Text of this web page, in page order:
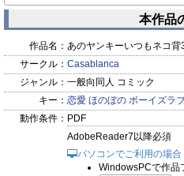
本作品
作品名： あのヤンキーいつもネコ背
サークル： Casablanca
ジャンル： 一般向同人 コミック
キー： 恋愛 ほのぼの ボーイズラ
動作条件： PDF
AdobeReader7以降必須
パソコンでご利用の場合
WindowsPCで作品